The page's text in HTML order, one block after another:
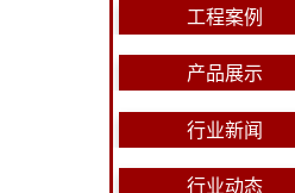
工程案例
产品展示
行业新闻
行业动态